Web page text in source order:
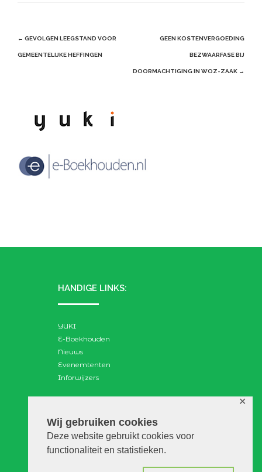
Wij gebruiken cookies
Deze website gebruikt cookies voor
functionaliteit en statistieken.
✕
Post
navigation
← GEVOLGEN LEEGSTAND VOOR
GEMEENTELIJKE HEFFINGEN
GEEN KOSTENVERGOEDING
BEZWAARFASE BIJ
DOORMACHTIGING IN WOZ-ZAAK →
HANDIGE LINKS:
YUKI
E-Boekhouden
Nieuws
Evenemtenten
Inforwijzers
Search